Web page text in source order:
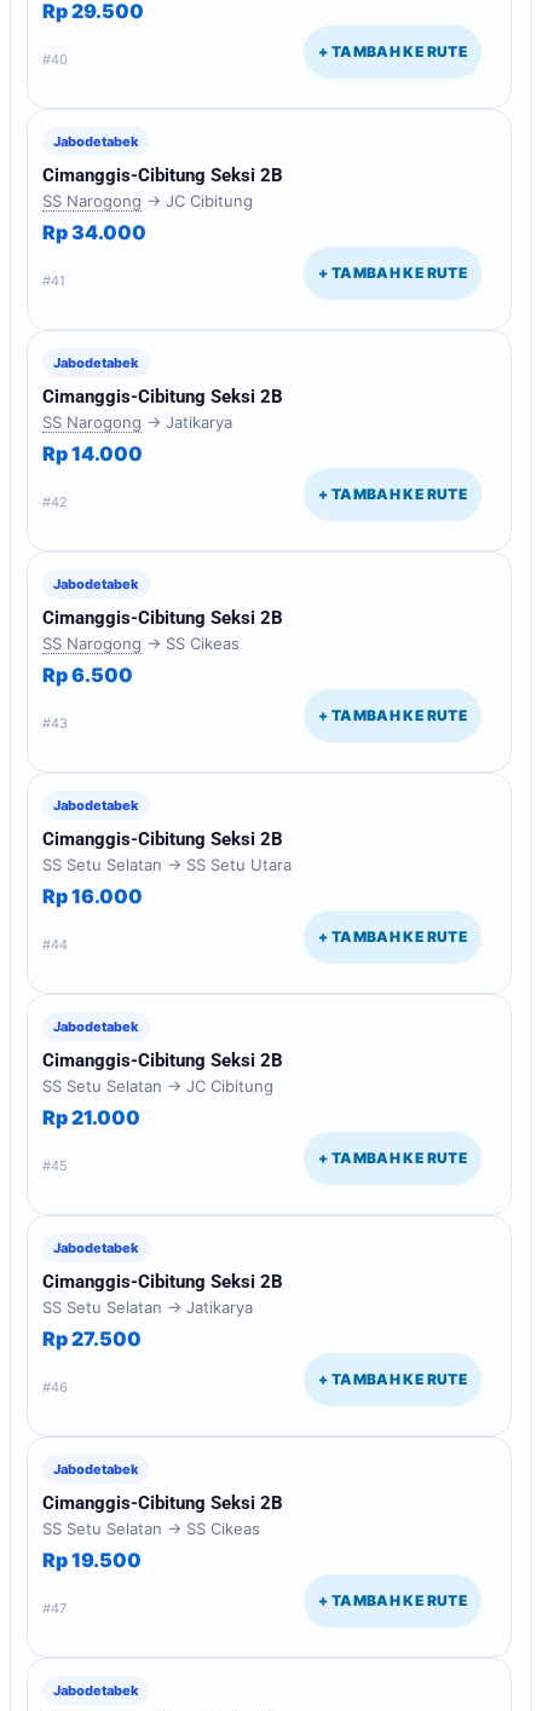
Rp 29.500
#40 + TAMBAH KE RUTE
Jabodetabek
Cimanggis-Cibitung Seksi 2B
SS Narogong → JC Cibitung
Rp 34.000
#41 + TAMBAH KE RUTE
Jabodetabek
Cimanggis-Cibitung Seksi 2B
SS Narogong → Jatikarya
Rp 14.000
#42 + TAMBAH KE RUTE
Jabodetabek
Cimanggis-Cibitung Seksi 2B
SS Narogong → SS Cikeas
Rp 6.500
#43 + TAMBAH KE RUTE
Jabodetabek
Cimanggis-Cibitung Seksi 2B
SS Setu Selatan → SS Setu Utara
Rp 16.000
#44 + TAMBAH KE RUTE
Jabodetabek
Cimanggis-Cibitung Seksi 2B
SS Setu Selatan → JC Cibitung
Rp 21.000
#45 + TAMBAH KE RUTE
Jabodetabek
Cimanggis-Cibitung Seksi 2B
SS Setu Selatan → Jatikarya
Rp 27.500
#46 + TAMBAH KE RUTE
Jabodetabek
Cimanggis-Cibitung Seksi 2B
SS Setu Selatan → SS Cikeas
Rp 19.500
#47 + TAMBAH KE RUTE
Jabodetabek